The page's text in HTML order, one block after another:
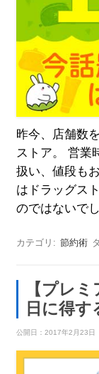
昨今、店舗数
ストア。 営業
扱い、値段も
はドラッグス
のではないで
カテゴリ: 節約術
【プレ
日に得
公開日： 2017年2月23日